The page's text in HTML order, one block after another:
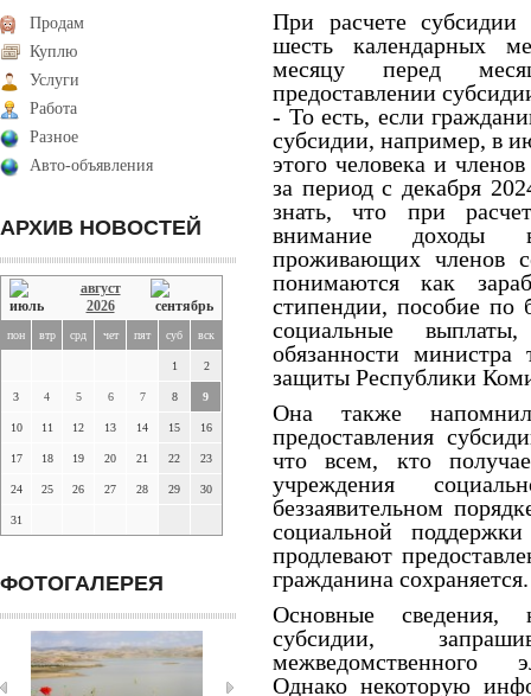
Продам
Куплю
Услуги
Работа
Разное
Авто-объявления
АРХИВ НОВОСТЕЙ
август
2026
пон втр срд чет пят суб вск
1 2
3 4 5 6 7 8 9
10 11 12 13 14 15 16
17 18 19 20 21 22 23
24 25 26 27 28 29 30
31
ФОТОГАЛЕРЕЯ
При расчете
шесть календарных
месяцу перед
предоставлении
- То есть, если
субсидии, например, в
этого человека и
за период с декабря
знать, что при
внимание доходы
проживающих членов
понимаются как
стипендии, пособие по
социальные
обязанности министра
защиты Республики
Она также
предоставления
что всем, кто
учреждения
беззаявительном
социальной
продлевают
гражданина сохраняется.
Основные сведения,
субсидии,
межведомственного
Однако некоторую